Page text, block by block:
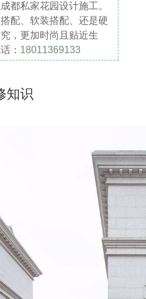
都私家花园设计施工。
配、软装搭配、还是硬
，更加时尚且贴近生
： 18011369133
知识